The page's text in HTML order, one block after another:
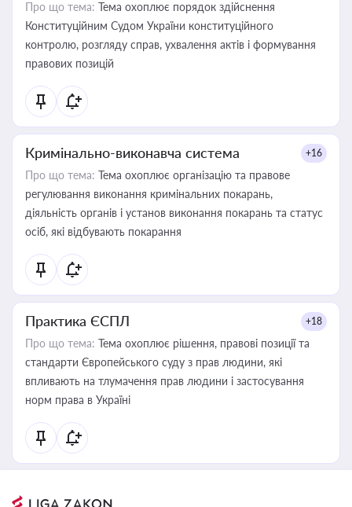
Про що тема: Тема охоплює порядок здійснення
Конституційним Судом України конституційного
контролю, розгляду справ, ухвалення актів і формування
правових позицій
Кримінально-виконавча система +16
Про що тема: Тема охоплює організацію та правове
регулювання виконання кримінальних покарань,
діяльність органів і установ виконання покарань та статус
осіб, які відбувають покарання
Практика ЄСПЛ +18
Про що тема: Тема охоплює рішення, правові позиції та
стандарти Європейського суду з прав людини, які
впливають на тлумачення прав людини і застосування
норм права в Україні